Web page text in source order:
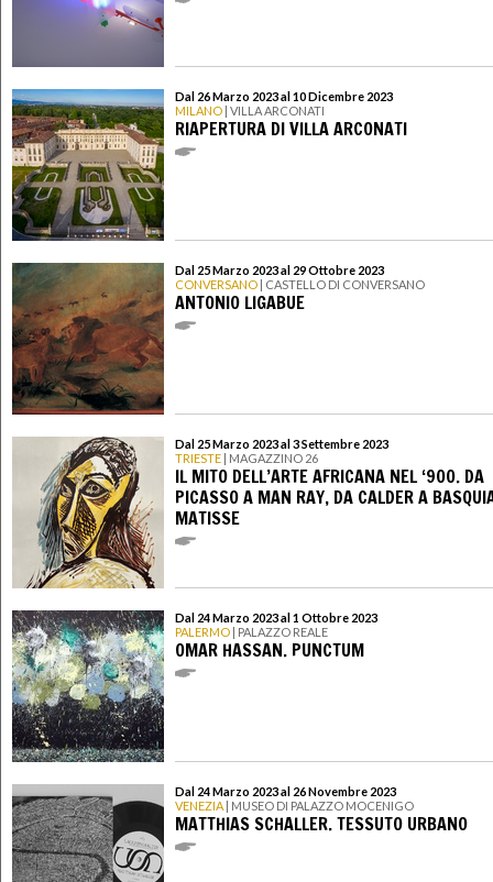
Dal 26 Marzo 2023 al 10 Dicembre 2023
MILANO | VILLA ARCONATI
RIAPERTURA DI VILLA ARCONATI
Dal 25 Marzo 2023 al 29 Ottobre 2023
CONVERSANO | CASTELLO DI CONVERSANO
ANTONIO LIGABUE
Dal 25 Marzo 2023 al 3 Settembre 2023
TRIESTE | MAGAZZINO 26
IL MITO DELL’ARTE AFRICANA NEL ‘900. DA
PICASSO A MAN RAY, DA CALDER A
MATISSE
Dal 24 Marzo 2023 al 1 Ottobre 2023
PALERMO | PALAZZO REALE
OMAR HASSAN. PUNCTUM
Dal 24 Marzo 2023 al 26 Novembre 2023
VENEZIA | MUSEO DI PALAZZO MOCENIGO
MATTHIAS SCHALLER. TESSUTO URBANO